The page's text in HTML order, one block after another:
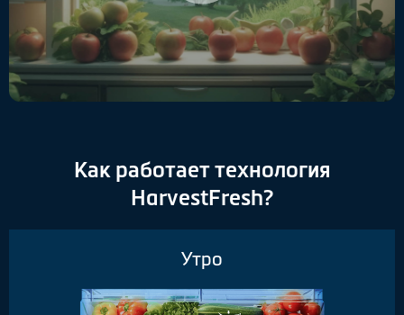
Как работает технология
HarvestFresh?
Утро